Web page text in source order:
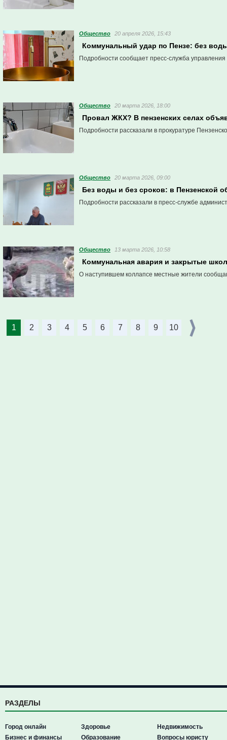
Общество 20 апреля 2026, 15:43
Коммунальный удар по Пензе: без
Подробности сообщает пресс-служба
Общество 20 марта 2026, 18:00
Провал ЖКХ? В пензенских селах
Подробности рассказали в прокуратуре
Общество 20 марта 2026, 09:00
Без воды и без сроков: в Пензенской
Подробности рассказали в пресс-службе
Общество 13 марта 2026, 10:58
Коммунальная авария и закрытые
О наступившем коллапсе местные жители
1 2 3 4 5 6 7 8 9 10
РАЗДЕЛЫ
Город онлайн
Бизнес и финансы
Здоровье
Образование
Недвижимость
Вопросы юристу